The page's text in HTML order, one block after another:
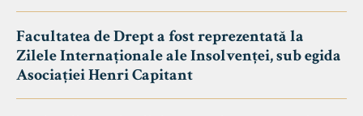
Facultatea de Drept a fost reprezentată la
Zilele Internaționale ale Insolvenței, sub egida
Asociației Henri Capitant